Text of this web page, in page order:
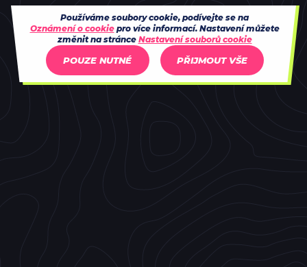
Používáme soubory cookie, podívejte se na
Oznámení o cookiepro více informací. Nastavení můžete
změnit na stránce Nastavení souborů cookie
POUZE NUTNÉ PŘIJMOUT VŠE